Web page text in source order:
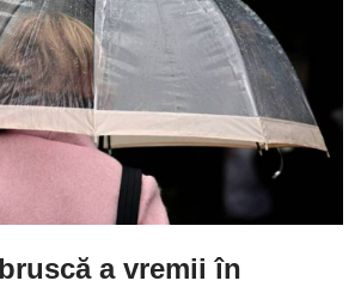
a vremii în